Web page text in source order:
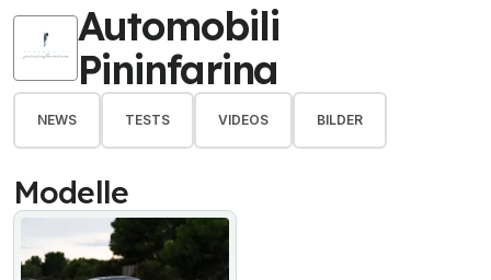
Automobili
Pininfarina
NEWS TESTS VIDEOS BILDER
Modelle